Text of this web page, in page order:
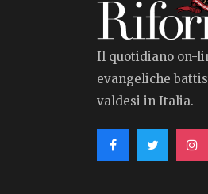
Il quotidiano on-
evangeliche
valdesi in Italia.